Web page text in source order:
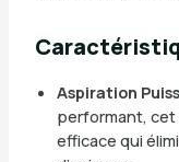
Aspiration
performant,
efficace qui